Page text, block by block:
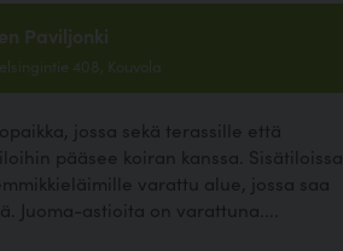
Paviljonki
408, Kouvola
jossa sekä terassille että
pääsee koiran kanssa. Sisätiloissa
varattu alue, jossa saa
Juoma-astioita on varattuna....